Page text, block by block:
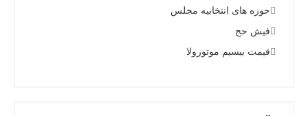
حوزه های انتخابیه مجلس
فیش حج
قیمت بیسیم موتورولا